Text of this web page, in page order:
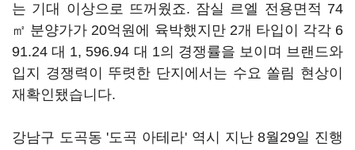
는 기대 이상으로 뜨꺼웠죠. 잠실 르엘 전용면적 74
㎡ 분양가가 20억원에 육박했지만 2개 타입이 각각 6
91.24 대 1, 596.94 대 1의 경쟁률을 보이며 브랜드와
입지 경쟁력이 뚜렷한 단지에서는 수요 쏠림 현상이
재확인됐습니다.
강남구 도곡동 '도곡 아테라' 역시 지난 8월29일 진행